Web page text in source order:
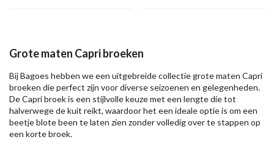
Grote maten Capri broeken
Bij Bagoes hebben we een uitgebreide collectie grote maten Capri
broeken die perfect zijn voor diverse seizoenen en gelegenheden.
De Capri broek is een stijlvolle keuze met een lengte die tot
halverwege de kuit reikt, waardoor het een ideale optie is om een
beetje blote been te laten zien zonder volledig over te stappen op
een korte broek.